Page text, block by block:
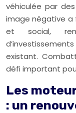
véhiculée par
image négative a
et social,
existant.
défi important
Les
: un